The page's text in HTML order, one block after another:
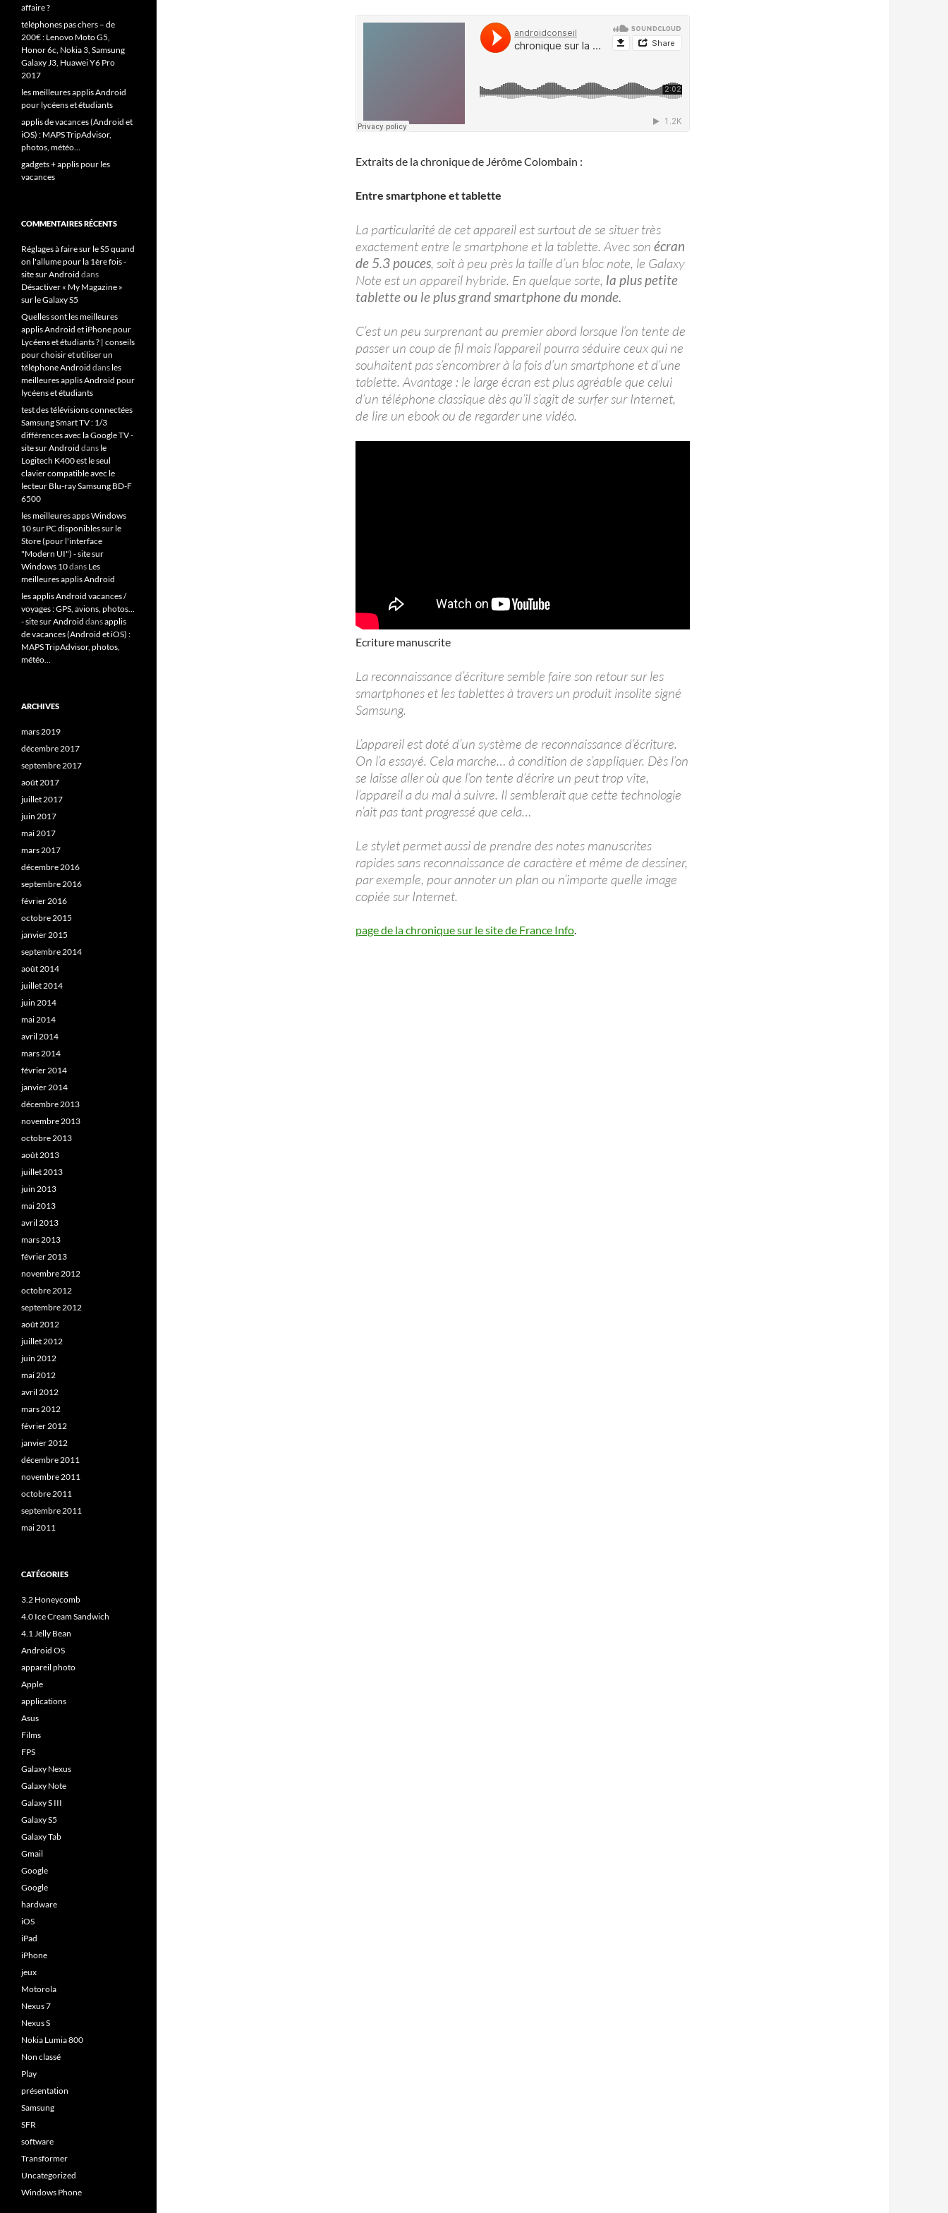
Extraits de la chronique de Jérôme Colombain :
Entre smartphone et tablette
La particularité de cet appareil est surtout de se situer très
exactement entre le smartphone et la tablette. Avec son écran
de 5.3 pouces, soit à peu près la taille d’un bloc note, le Galaxy
Note est un appareil hybride. En quelque sorte, la plus petite
tablette ou le plus grand smartphone du monde.
C’est un peu surprenant au premier abord lorsque l’on tente de
passer un coup de fil mais l’appareil pourra séduire ceux qui ne
souhaitent pas s’encombrer à la fois d’un smartphone et d’une
tablette. Avantage : le large écran est plus agréable que celui
d’un téléphone classique dès qu’il s’agit de surfer sur Internet,
de lire un ebook ou de regarder une vidéo.
Ecriture manuscrite
La reconnaissance d’écriture semble faire son retour sur les
smartphones et les tablettes à travers un produit insolite signé
Samsung.
L’appareil est doté d’un système de reconnaissance d’écriture.
On l’a essayé. Cela marche… à condition de s’appliquer. Dès l’on
se laisse aller où que l’on tente d’écrire un peut trop vite,
l’appareil a du mal à suivre. Il semblerait que cette technologie
n’ait pas tant progressé que cela…
Le stylet permet aussi de prendre des notes manuscrites
rapides sans reconnaissance de caractère et même de dessiner,
par exemple, pour annoter un plan ou n’importe quelle image
copiée sur Internet.
page de la chronique sur le site de France Info.
affaire ?
téléphones pas chers – de
200€ : Lenovo Moto G5,
Honor 6c, Nokia 3, Samsung
Galaxy J3, Huawei Y6 Pro
2017
les meilleures applis Android
pour lycéens et étudiants
applis de vacances (Android et
iOS) : MAPS TripAdvisor,
photos, météo…
gadgets + applis pour les
vacances
COMMENTAIRES RÉCENTS
Réglages à faire sur le S5 quand
on l'allume pour la 1ère fois -
site sur Android dans
Désactiver « My Magazine »
sur le Galaxy S5
Quelles sont les meilleures
applis Android et iPhone pour
Lycéens et étudiants ? | conseils
pour choisir et utiliser un
téléphone Android dans les
meilleures applis Android pour
lycéens et étudiants
test des télévisions connectées
Samsung Smart TV : 1/3
différences avec la Google TV -
site sur Android dans le
Logitech K400 est le seul
clavier compatible avec le
lecteur Blu-ray Samsung BD-F
6500
les meilleures apps Windows
10 sur PC disponibles sur le
Store (pour l'interface
"Modern UI") - site sur
Windows 10dans Les
meilleures applis Android
les applis Android vacances /
voyages : GPS, avions, photos...
- site sur Android dansapplis
de vacances (Android et iOS) :
MAPS TripAdvisor, photos,
météo…
ARCHIVES
mars 2019
décembre 2017
septembre 2017
août 2017
juillet 2017
juin 2017
mai 2017
mars 2017
décembre 2016
septembre 2016
février 2016
octobre 2015
janvier 2015
septembre 2014
août 2014
juillet 2014
juin 2014
mai 2014
avril 2014
mars 2014
février 2014
janvier 2014
décembre 2013
novembre 2013
octobre 2013
août 2013
juillet 2013
juin 2013
mai 2013
avril 2013
mars 2013
février 2013
novembre 2012
octobre 2012
septembre 2012
août 2012
juillet 2012
juin 2012
mai 2012
avril 2012
mars 2012
février 2012
janvier 2012
décembre 2011
novembre 2011
octobre 2011
septembre 2011
mai 2011
CATÉGORIES
3.2 Honeycomb
4.0 Ice Cream Sandwich
4.1 Jelly Bean
Android OS
appareil photo
Apple
applications
Asus
Films
FPS
Galaxy Nexus
Galaxy Note
Galaxy S III
Galaxy S5
Galaxy Tab
Gmail
Google
Google
hardware
iOS
iPad
iPhone
jeux
Motorola
Nexus 7
Nexus S
Nokia Lumia 800
Non classé
Play
présentation
Samsung
SFR
software
Transformer
Uncategorized
Windows Phone